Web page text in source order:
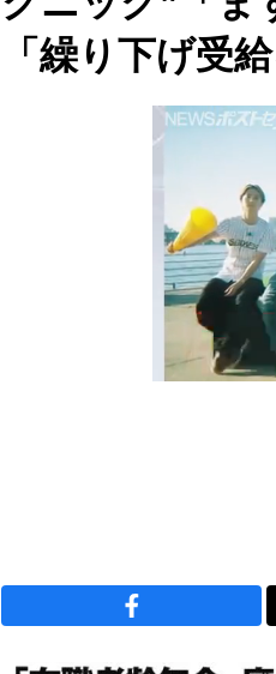
「繰り下げ受